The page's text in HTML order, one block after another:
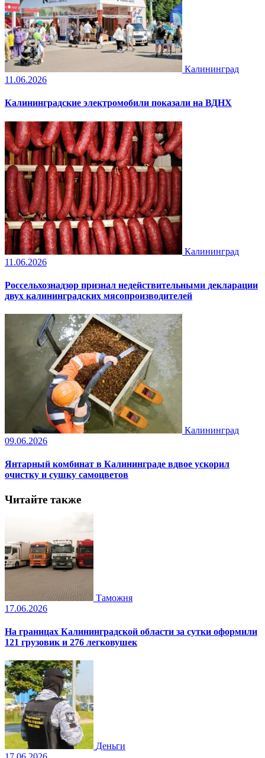
Калининград
11.06.2026
Калининградские электромобили показали на ВДНХ
Калининград
11.06.2026
Россельхознадзор признал недействительными декларации
двух калининградских мясопроизводителей
Калининград
09.06.2026
Янтарный комбинат в Калининграде вдвое ускорил
очистку и сушку самоцветов
Читайте также
Таможня
17.06.2026
На границах Калининградской области за сутки оформили
121 грузовик и 276 легковушек
Деньги